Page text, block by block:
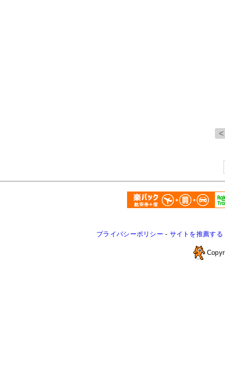
プライバシーポリシー - サイトを推薦する